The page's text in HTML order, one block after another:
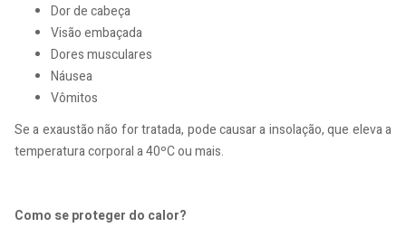
Dor de cabeça
Visão embaçada
Dores musculares
Náusea
Vômitos
Se a exaustão não for tratada, pode causar a insolação, que eleva a
temperatura corporal a 40ºC ou mais.
Como se proteger do calor?